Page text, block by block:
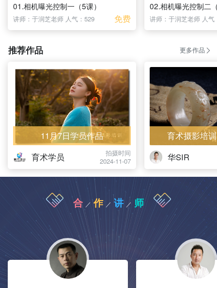
01.相机曝光控制一（5课）
讲师：于润芝老师 人气：529 免费
02.相机曝光控制二
讲师：于润芝老师 人气
推荐作品 更多作品
11月7日学员作品
育术学员
拍摄时间
2024-11-07
育术摄影培
华SIR
合 ／ 作 ／ 讲 ／ 师